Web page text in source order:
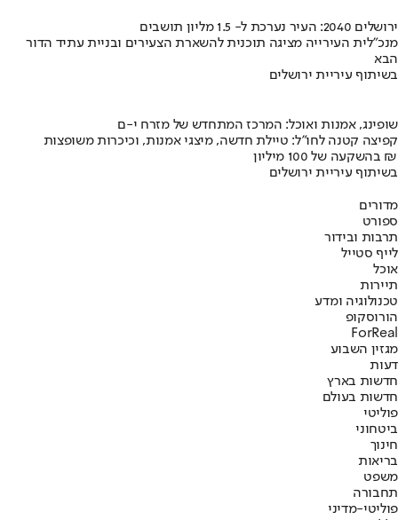
ירושלים 2040: העיר נערכת ל- 1.5 מליון תושבים
מנכ"לית העירייה מציגה תוכנית להשארת הצעירים ובניית עתיד הדור
הבא
בשיתוף עיריית ירושלים
שופינג, אמנות ואוכל: המרכז המתחדש של מזרח י-ם
קפיצה קטנה לחו"ל: טיילת חדשה, מיצגי אמנות, וכיכרות משופצות
בהשקעה של 100 מיליון ₪
בשיתוף עיריית ירושלים
מדורים
ספורט
תרבות ובידור
לייף סטייל
אוכל
תיירות
טכנולוגיה ומדע
הורוסקופ
ForReal
מגזין השבוע
דעות
חדשות בארץ
חדשות בעולם
פוליטי
ביטחוני
חינוך
בריאות
משפט
תחבורה
פוליטי-מדיני